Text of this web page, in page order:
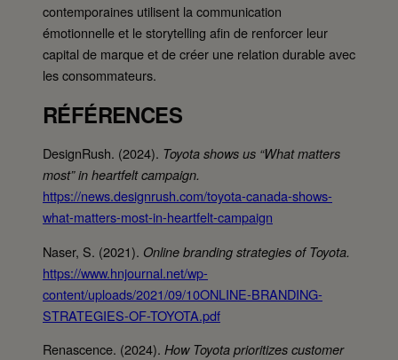
contemporaines utilisent la communication
émotionnelle et le storytelling afin de renforcer leur
capital de marque et de créer une relation durable avec
les consommateurs.
RÉFÉRENCES
DesignRush. (2024). Toyota shows us “What matters
most” in heartfelt campaign.
https://news.designrush.com/toyota-canada-shows-
what-matters-most-in-heartfelt-campaign
Naser, S. (2021). Online branding strategies of Toyota.
https://www.hnjournal.net/wp-
content/uploads/2021/09/10ONLINE-BRANDING-
STRATEGIES-OF-TOYOTA.pdf
Renascence. (2024). How Toyota prioritizes customer